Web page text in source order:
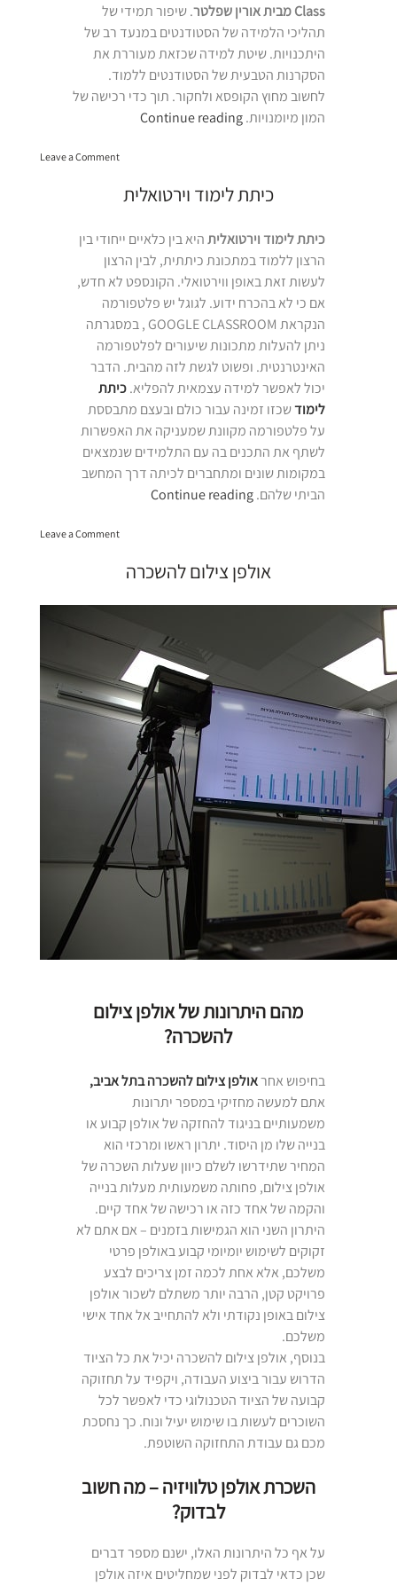
Class מבית אורין שפלטר
. שיפור תמידי של
תהליכי הלמידה של הסטודנטים במנעד רב של
היתכנויות. שיטת למידה שכזאת מעוררת את
הסקרנות הטבעית של הסטודנטים ללמוד.
לחשוב מחוץ הקופסא ולחקור. תוך כדי רכישה של
המון מיומנויות. Continue reading“מרחבי
לסטודנטים
אביב”
Leave a Commenton
למידה
לסטודנטים
כיתת לימוד וירטואלית
כיתת לימוד וירטואלית היא בין כלאיים ייחודי בין
הרצון ללמוד במתכונת כיתתית, לבין הרצון
לעשות זאת באופן ווירטואלי. הקונספט לא חדש,
אם כי לא בהכרח ידוע. לגוגל יש פלטפורמה
הנקראת GOOGLE CLASSROOM , במסגרתה
ניתן להעלות מתכונות שיעורים לפלטפורמה
האינטרנטית. ופשוט לגשת לזה מהבית. הדבר
יכול לאפשר למידה עצמאית להפליא. כיתת
לימודשכזו זמינה עבור כולם ובעצם מתבססת
על פלטפורמה מקוונת שמעניקה את האפשרות
לשתף את התכנים בה עם התלמידים שנמצאים
במקומות שונים ומתחברים לכיתה דרך המחשב
הביתי שלהם. Continue reading“כיתת
וירטואלית”Leave a Commenton
וירטואלית
אולפן צילום להשכרה
מהם היתרונות של אולפן צילום
להשכרה?
בחיפוש אחראולפן צילום להשכרה בתל אביב,
אתם למעשה מחזיקי במספר יתרונות
משמעותיים בניגוד להחזקה של אולפן קבוע או
בנייה שלו מן היסוד. יתרון ראשו ומרכזי הוא
המחיר שתידרשו לשלם כיוון שעלות השכרה של
אולפן צילום, פחותה משמעותית מעלות בנייה
והקמה של אחד כזה או רכישה של אחד קיים.
היתרון השני הוא הגמישות בזמנים – אם אתם לא
זקוקים לשימוש יומיומי קבוע באולפן פרטי
משלכם, אלא אחת לכמה זמן צריכים לבצע
פרויקט קטן, הרבה יותר משתלם לשכור אולפן
צילום באופן נקודתי ולא להתחייב אל אחד אישי
משלכם.
בנוסף, אולפן צילום להשכרה יכיל את כל הציוד
הדרוש עבור ביצוע העבודה, ויקפיד על תחזוקה
קבועה של הציוד הטכנולוגי כדי לאפשר לכל
השוכרים לעשות בו שימוש יעיל ונוח. כך נחסכת
מכם גם עבודת התחזוקה השוטפת.
השכרת אולפן טלוויזיה – מה חשוב
לבדוק?
על אף כל היתרונות האלו, ישנם מספר דברים
שכן כדאי לבדוק לפני שמחליטים איזה אולפן